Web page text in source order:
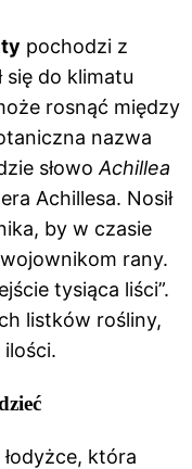
pochodzi z
się do klimatu
rosnąć między
nazwa
słowo Achillea
Achillesa. Nosił
by w czasie
rany.
tysiąca liści”.
listków rośliny,
która